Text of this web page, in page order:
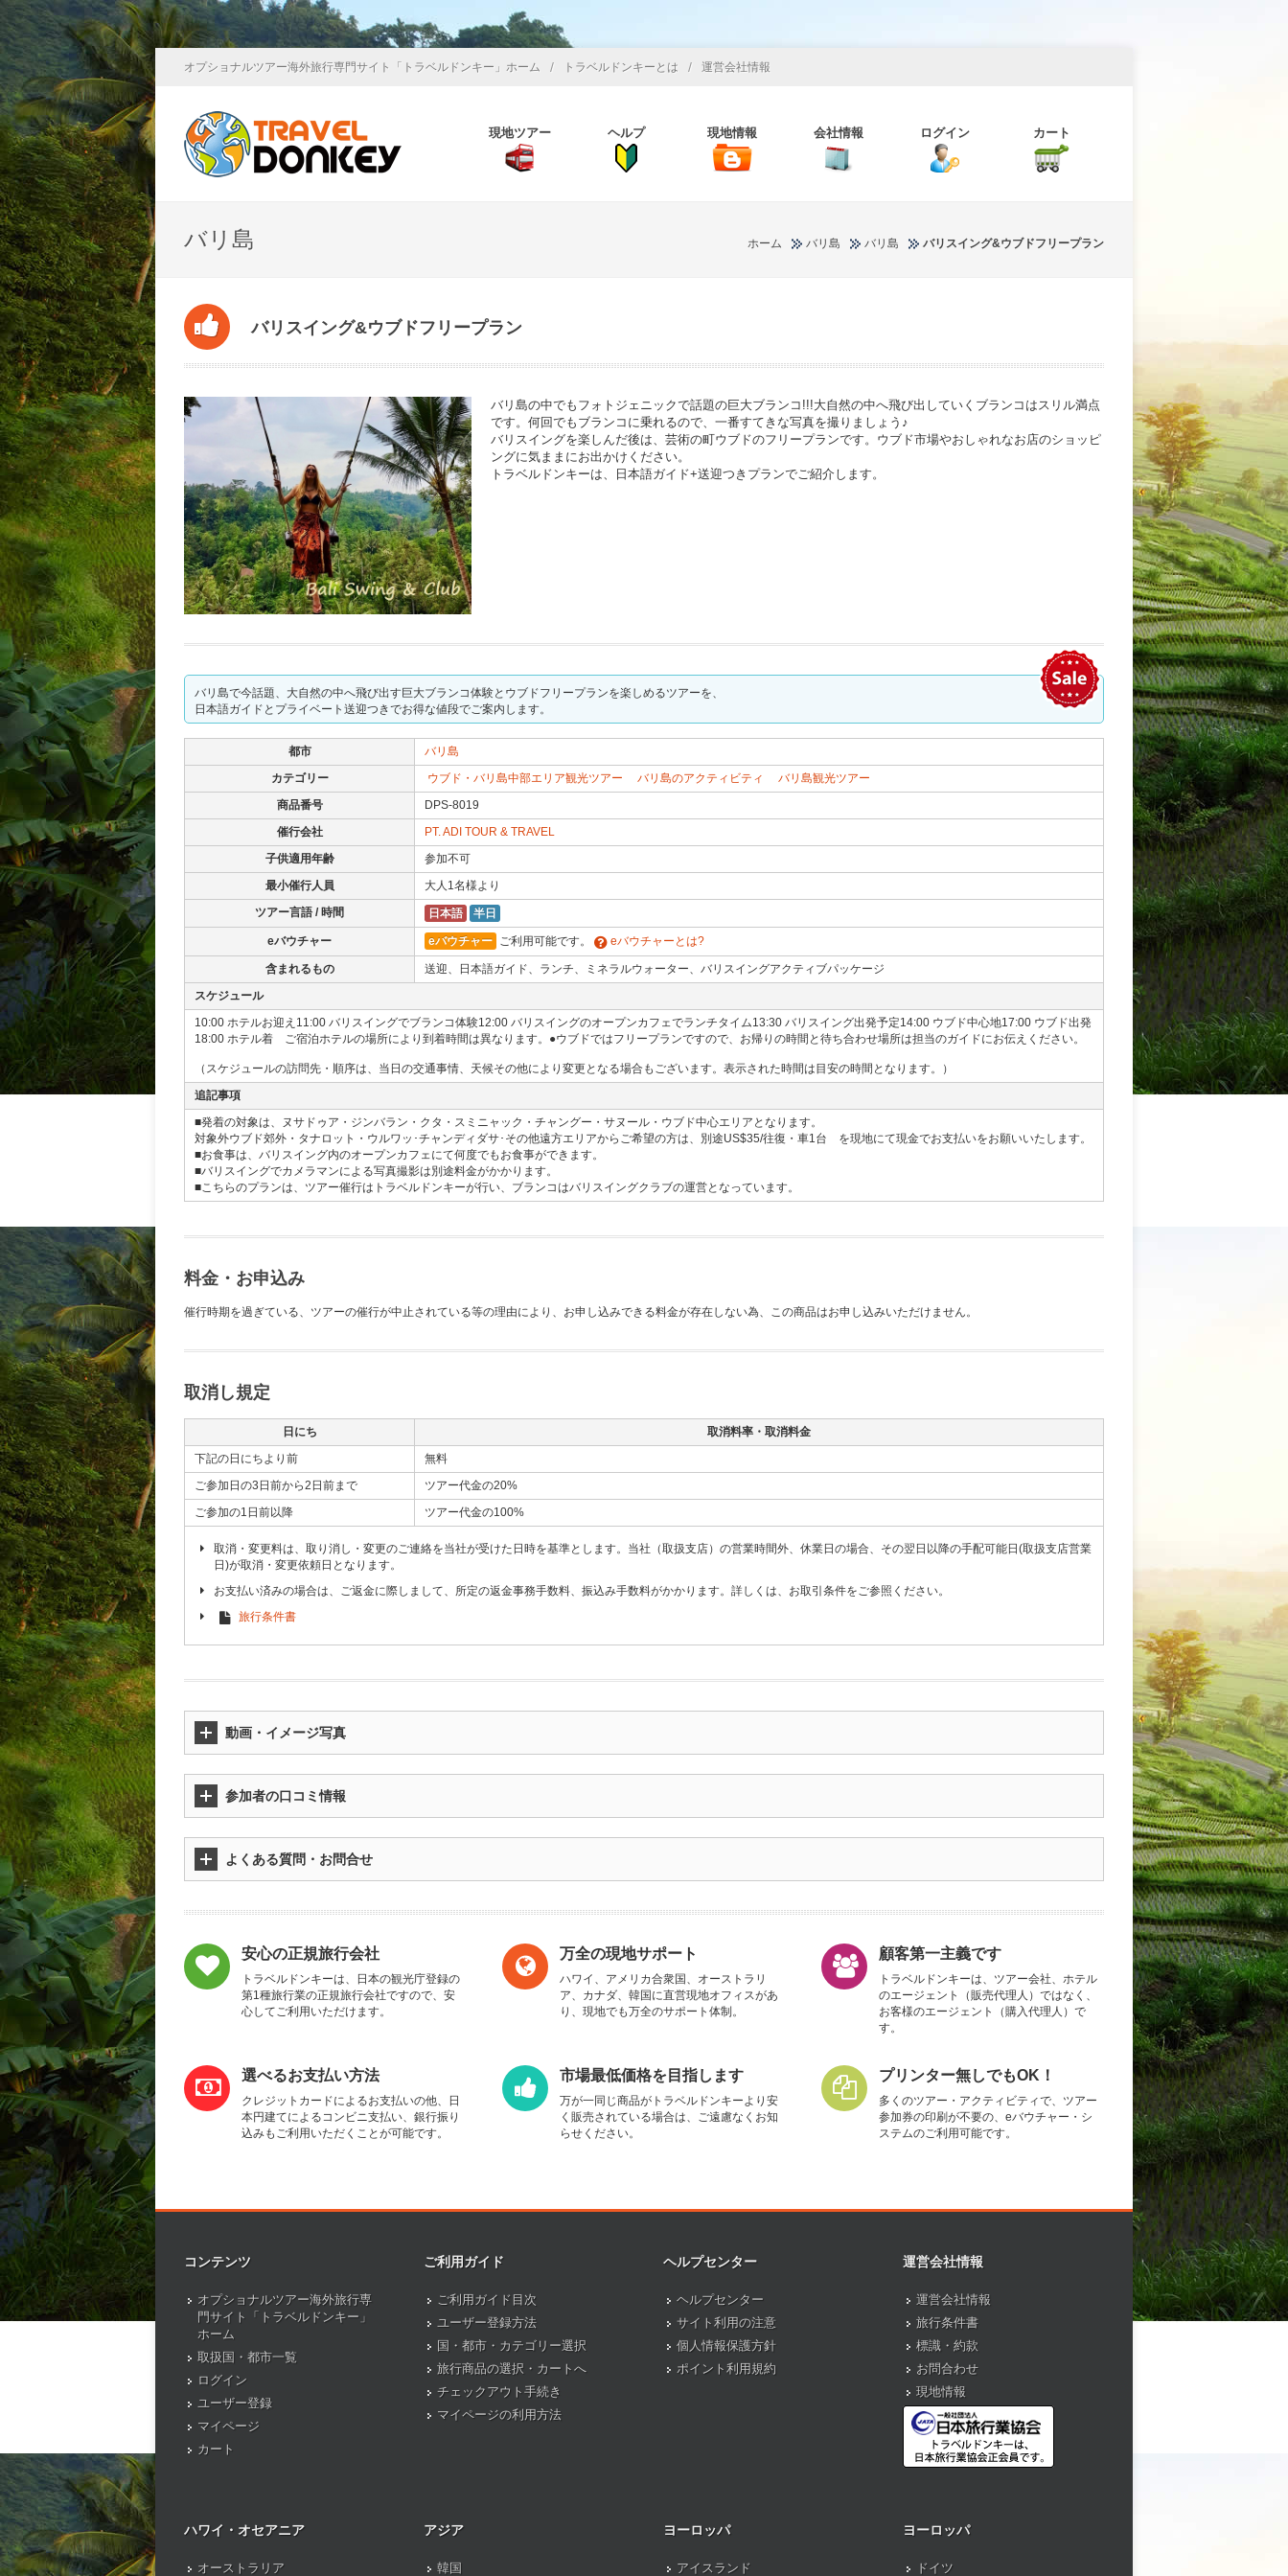
オプショナルツアー海外旅行専門サイト「トラベルドンキー」ホーム / トラベルドンキーとは / 運営会社情報
現地ツアー ヘルプ 現地情報 会社情報 ログイン カート
バリ島 ホーム バリ島 バリ島 バリスイング&ウブドフリープラン
バリスイング&ウブドフリープラン
バリ島の中でもフォトジェニックで話題の巨大ブランコ!!!大自然の中へ飛び出していくブランコはスリル満点
です。何回でもブランコに乗れるので、一番すてきな写真を撮りましょう♪
バリスイングを楽しんだ後は、芸術の町ウブドのフリープランです。ウブド市場やおしゃれなお店のショッピ
ングに気ままにお出かけください。
トラベルドンキーは、日本語ガイド+送迎つきプランでご紹介します。
バリ島で今話題、大自然の中へ飛び出す巨大ブランコ体験とウブドフリープランを楽しめるツアーを、
日本語ガイドとプライベート送迎つきでお得な値段でご案内します。
都市
バリ島
カテゴリー
ウブド・バリ島中部エリア観光ツアー バリ島のアクティビティ
バリ島観光ツアー
商品番号
DPS-8019
催行会社
PT. ADI TOUR & TRAVEL
子供適用年齢
参加不可
最小催行人員
大人1名様より
ツアー言語 / 時間
日本語 半日
eバウチャー eバウチャー ご利用可能です。 eバウチャーとは?
含まれるもの
送迎、日本語ガイド、ランチ、ミネラルウォーター、バリスイングアクティブパッケージ
スケジュール
10:00 ホテルお迎え11:00 バリスイングでブランコ体験12:00 バリスイングのオープンカフェでランチタイム13:30 バリスイング出発予定14:00 ウブド中心地17:00 ウブド出発
18:00 ホテル着 ご宿泊ホテルの場所により到着時間は異なります。●ウブドではフリープランですので、お帰りの時間と待ち合わせ場所は担当のガイドにお伝えください。
（スケジュールの訪問先・順序は、当日の交通事情、天候その他により変更となる場合もございます。表示された時間は目安の時間となります。）
追記事項
■発着の対象は、ヌサドゥア・ジンバラン・クタ・スミニャック・チャングー・サヌール・ウブド中心エリアとなります。
対象外ウブド郊外・タナロット・ウルワッ･チャンディダサ･その他遠方エリアからご希望の方は、別途US$35/往復・車1台 を現地にて現金でお支払いをお願いいたします。
■お食事は、バリスイング内のオープンカフェにて何度でもお食事ができます。
■バリスイングでカメラマンによる写真撮影は別途料金がかかります。
■こちらのプランは、ツアー催行はトラベルドンキーが行い、ブランコはバリスイングクラブの運営となっています。
料金・お申込み
催行時期を過ぎている、ツアーの催行が中止されている等の理由により、お申し込みできる料金が存在しない為、この商品はお申し込みいただけません。
取消し規定
日にち
取消料率・取消料金
下記の日にちより前
無料
ご参加日の3日前から2日前まで
ツアー代金の20%
ご参加の1日前以降
ツアー代金の100%
取消・変更料は、取り消し・変更のご連絡を当社が受けた日時を基準とします。当社（取扱支店）の営業時間外、休業日の場合、その翌日以降の手配可能日(取扱支店営業
日)が取消・変更依頼日となります。
お支払い済みの場合は、ご返金に際しまして、所定の返金事務手数料、振込み手数料がかかります。詳しくは、お取引条件をご参照ください。
旅行条件書
動画・イメージ写真
参加者の口コミ情報
よくある質問・お問合せ
安心の正規旅行会社
トラベルドンキーは、日本の観光庁登録の
第1種旅行業の正規旅行会社ですので、安
心してご利用いただけます。
万全の現地サポート
ハワイ、アメリカ合衆国、オーストラリ
ア、カナダ、韓国に直営現地オフィスがあ
り、現地でも万全のサポート体制。
顧客第一主義です
トラベルドンキーは、ツアー会社、ホテル
のエージェント（販売代理人）ではなく、
お客様のエージェント（購入代理人）で
す。
選べるお支払い方法
クレジットカードによるお支払いの他、日
本円建てによるコンビニ支払い、銀行振り
込みもご利用いただくことが可能です。
市場最低価格を目指します
万が一同じ商品がトラベルドンキーより安
く販売されている場合は、ご遠慮なくお知
らせください。
プリンター無しでもOK！
多くのツアー・アクティビティで、ツアー
参加券の印刷が不要の、eバウチャー・シ
ステムのご利用可能です。
コンテンツ
オプショナルツアー海外旅行専
門サイト「トラベルドンキー」
ホーム
取扱国・都市一覧
ログイン
ユーザー登録
マイページ
カート
ご利用ガイド
ご利用ガイド目次
ユーザー登録方法
国・都市・カテゴリー選択
旅行商品の選択・カートへ
チェックアウト手続き
マイページの利用方法
ヘルプセンター
ヘルプセンター
サイト利用の注意
個人情報保護方針
ポイント利用規約
運営会社情報
運営会社情報
旅行条件書
標識・約款
お問合わせ
現地情報
ハワイ・オセアニア
オーストラリア
アジア
韓国
ヨーロッパ
アイスランド
ヨーロッパ
ドイツ